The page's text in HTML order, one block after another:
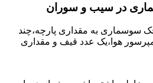
در سیب و سوران
سوسماری به مقداری پارچه،چند
هوا،یک عدد قیف و مقداری